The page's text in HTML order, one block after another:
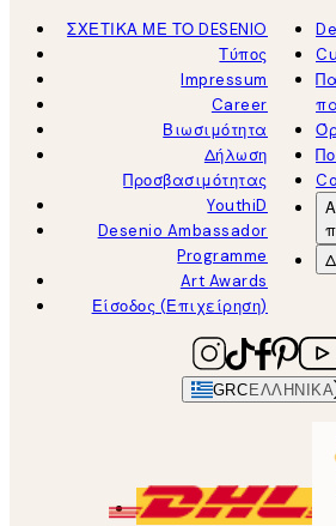
ΣΧΕΤΙΚΑ ΜΕ ΤΟ DESENIO
Τύπος
Impressum
Career
Βιωσιμότητα
Δήλωση
Προσβασιμότητας
YouthiD
Desenio Ambassador
Programme
Art Awards
Είσοδος (Επιχείρηση)
GRC ΕΛΛΗΝΙΚΆ